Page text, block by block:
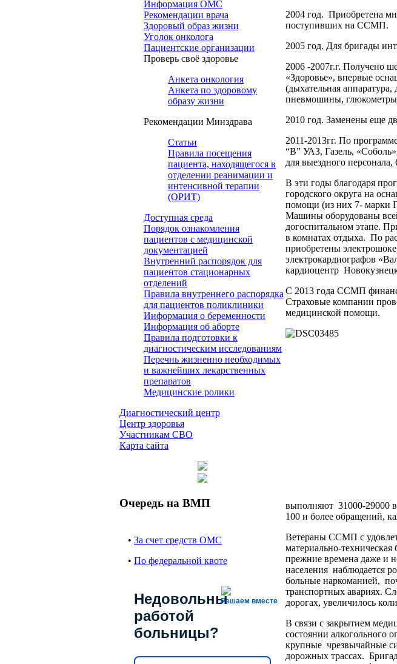
Информация ОМС
Рекомендации врача
Здоровый образ жизни
Уголок онколога
Пациентские организации
Проверь своё здоровье
Анкета онкология
Анкета по здоровому
образу жизни
Рекомендации Минздрава
Статьи
Правила посещения
пациента, находящегося в
отделении реанимации и
интенсивной терапии
(ОРИТ)
Доступная среда
Порядок ознакомления
пациентов с медицинской
документацией
Внутренний распорядок для
пациентов стационарных
отделений
Правила внутреннего распорядка
для пациентов поликлиники
Информация о беременности
Информация об аборте
Правила подготовки к
диагностическим исследованиям
Перечнь жизненно необходимых
и важнейших лекарственных
препаратов
Медицинские ролики
Диагностический центр
Центр здоровья
Участникам СВО
Карта сайта
Очередь на ВМП
• За счет средств ОМС
• По федеральной квоте
Решаем вместе
Недовольны
работой
больницы?
2004 год. Приобретена
поступивших на ССМП.
2005 год. Для бригады
2006 -2007г.г. Получено
«Здоровье», впервые
(дыхательная
пневмошины, глюкометры
2010 год. Заменены еще
2011-2013гг. По
“В” УАЗ, Газель,
для выездного
В эти годы благодаря
городского округа на
помощи (из них 7- марки
Машины оборудованы
догоспитальном этапе.
в комнатах отдыха. По
приобретены
электрокардиографов
кардиоцентр
С 2013 года ССМП
Страховые компании
медицинской помощи.
выполняют 31000-29000
100 и более обращений,
Ветераны ССМП с
материально-
прежние времена даже и
населения наблюдается
больные наркоманией,
транспортных авариях.
дорогах, увеличилось
В связи с закрытием
состоянии алкогольного
крупные чрезвычайные
дорожных трассах.